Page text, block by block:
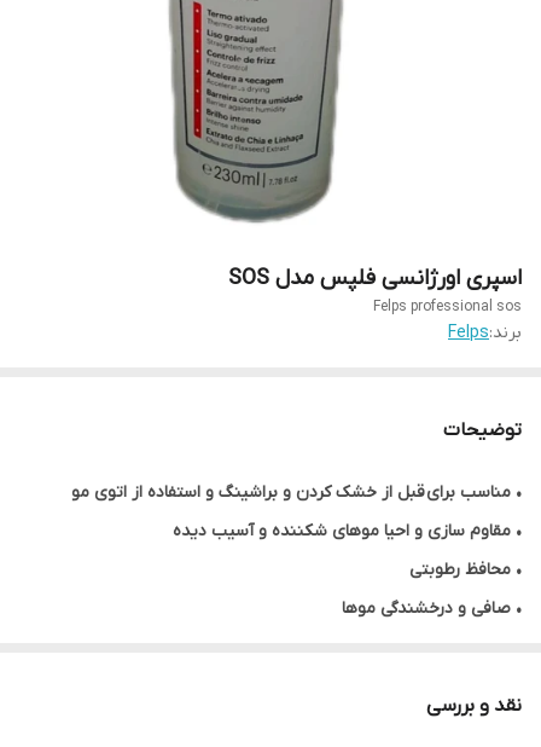
اسپری اورژانسی فلپس مدل SOS
Felps professional sos
برند:Felps
توضیحات
• مناسب برای قبل از خشک کردن و براشینگ و استفاده از اتوی مو
• مقاوم سازی و احیا موهای شکننده و آسیب دیده
• محافظ رطوبتی
• صافی و درخشندگی موها
• ضد وزی مو
نقد و بررسی